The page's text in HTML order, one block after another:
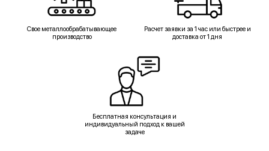
Свое металлообрабатывающее
производство
Расчет заявки за 1 час или быстрее и
доставка от 1 дня
Бесплатная консультация и
индивидуальный подход к вашей
задаче